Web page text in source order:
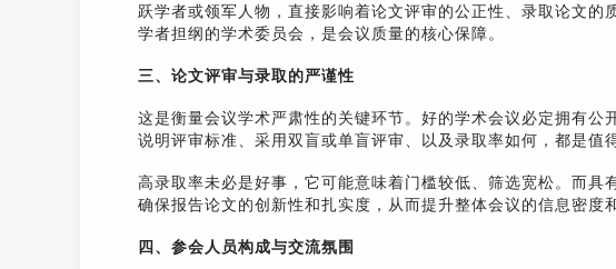
跃学者或领军人物，直接影响着论文评审的公正性、录取论文的
学者担纲的学术委员会，是会议质量的核心保障。
三、论文评审与录取的严谨性
这是衡量会议学术严肃性的关键环节。好的学术会议必定拥有公
说明评审标准、采用双盲或单盲评审、以及录取率如何，都是值
高录取率未必是好事，它可能意味着门槛较低、筛选宽松。而具
确保报告论文的创新性和扎实度，从而提升整体会议的信息密度
四、参会人员构成与交流氛围